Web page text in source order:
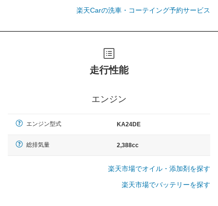
楽天Carの洗車・コーテイング予約サービス
走行性能
エンジン
エンジン型式 KA24DE
総排気量 2,388cc
楽天市場でオイル・添加剤を探す
楽天市場でバッテリーを探す